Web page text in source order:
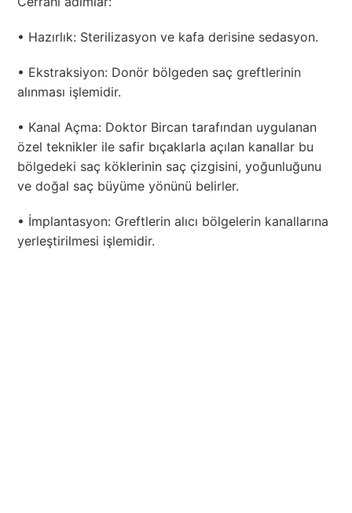
• Hazırlık: Sterilizasyon ve kafa derisine sedasyon.
• Ekstraksiyon: Donör bölgeden saç greftlerinin
alınması işlemidir.
• Kanal Açma: Doktor Bircan tarafından uygulanan
özel teknikler ile safir bıçaklarla açılan kanallar bu
bölgedeki saç köklerinin saç çizgisini, yoğunluğunu
ve doğal saç büyüme yönünü belirler.
• İmplantasyon: Greftlerin alıcı bölgelerin kanallarına
yerleştirilmesi işlemidir.